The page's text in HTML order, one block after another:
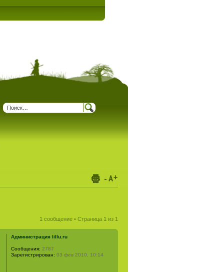
1 сообщение • Страница 1 из 1
Администрация lillu.ru
Сообщения: 2787
Зарегистрирован: 03 фев 2010, 10:14